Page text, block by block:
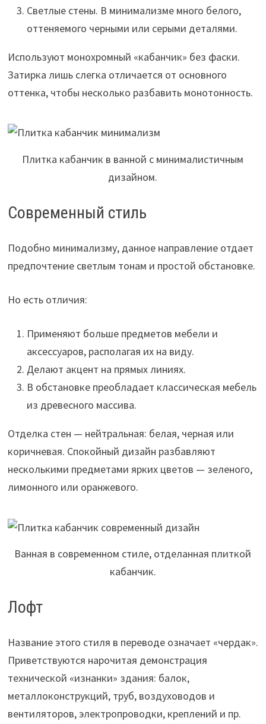
Светлые стены. В минимализме много белого,
оттеняемого черными или серыми деталями.
Используют монохромный «кабанчик» без фаски.
Затирка лишь слегка отличается от основного
оттенка, чтобы несколько разбавить монотонность.
Плитка кабанчик в ванной с минималистичным
дизайном.
Современный стиль
Подобно минимализму, данное направление отдает
предпочтение светлым тонам и простой обстановке.
Но есть отличия:
Применяют больше предметов мебели и
аксессуаров, располагая их на виду.
Делают акцент на прямых линиях.
В обстановке преобладает классическая мебель
из древесного массива.
Отделка стен — нейтральная: белая, черная или
коричневая. Спокойный дизайн разбавляют
несколькими предметами ярких цветов — зеленого,
лимонного или оранжевого.
Ванная в современном стиле, отделанная плиткой
кабанчик.
Лофт
Название этого стиля в переводе означает «чердак».
Приветствуются нарочитая демонстрация
технической «изнанки» здания: балок,
металлоконструкций, труб, воздуховодов и
вентиляторов, электропроводки, креплений и пр.